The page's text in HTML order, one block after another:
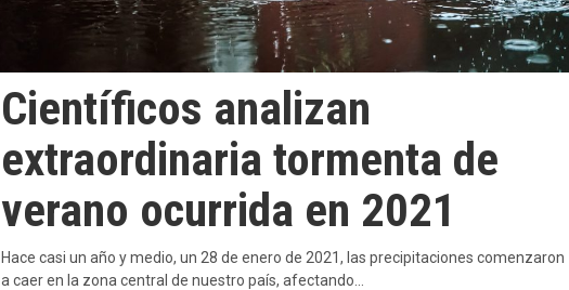
Científicos analizan
extraordinaria tormenta de
verano ocurrida en 2021
Hace casi un año y medio, un 28 de enero de 2021, las precipitaciones comenzaron
a caer en la zona central de nuestro país, afectando…